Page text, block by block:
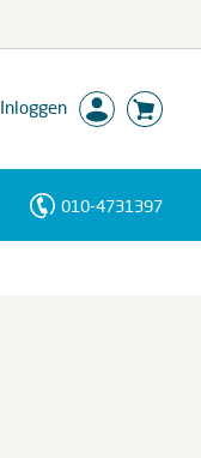
Inloggen
010-4731397